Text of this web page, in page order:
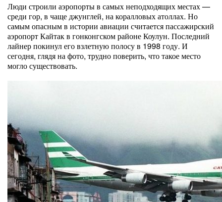
Люди строили аэропорты в самых неподходящих местах —
среди гор, в чаще джунглей, на коралловых атоллах. Но
самым опасным в истории авиации считается пассажирский
аэропорт Кайтак в гонконгском районе Коулун. Последний
лайнер покинул его взлетную полосу в 1998 году. И
сегодня, глядя на фото, трудно поверить, что такое место
могло существовать.